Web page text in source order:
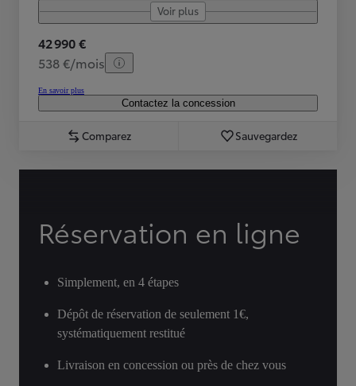
Voir plus
42 990 €
538 €/mois
En savoir plus
Contactez la concession
Comparez Sauvegardez
Réservation en ligne
Simplement, en 4 étapes
Dépôt de réservation de seulement 1€,
systématiquement restitué
Livraison en concession ou près de chez vous